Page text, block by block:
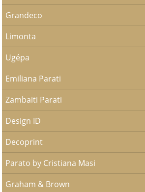
Grandeco
Limonta
Ugépa
Emiliana Parati
Zambaiti Parati
Design ID
Decoprint
Parato by Cristiana Masi
Graham & Brown